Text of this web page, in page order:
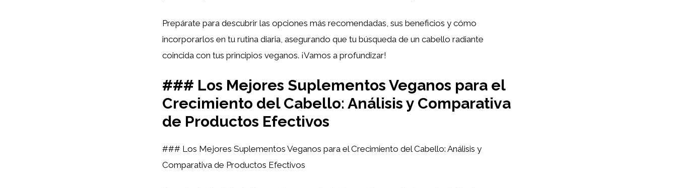
Prepárate para descubrir las opciones más recomendadas, sus beneficios y cómo
incorporarlos en tu rutina diaria, asegurando que tu búsqueda de un cabello radiante
coincida con tus principios veganos. ¡Vamos a profundizar!
### Los Mejores Suplementos Veganos para el
Crecimiento del Cabello: Análisis y Comparativa
de Productos Efectivos
### Los Mejores Suplementos Veganos para el Crecimiento del Cabello: Análisis y
Comparativa de Productos Efectivos